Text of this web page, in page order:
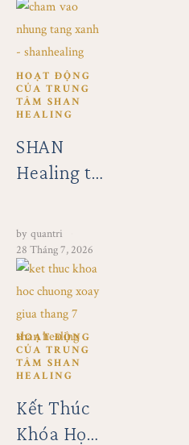
7 tại SHAN
Healing
HOẠT ĐỘNG
CỦA TRUNG
TÂM SHAN
HEALING
SHAN
Healing tổ
chương
trình
“Chạm
Vào
Những
Tầng
Xanh” tại
Garrya Mù
Cang Chải
by quantri
28 Tháng 7, 2026
HOẠT ĐỘNG
CỦA TRUNG
TÂM SHAN
HEALING
Kết Thúc
Khóa Học